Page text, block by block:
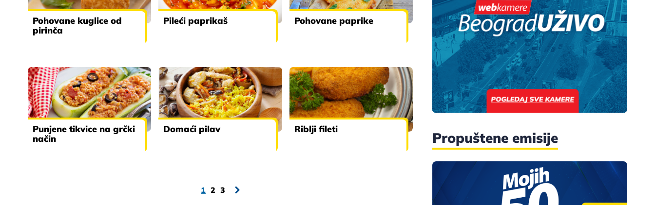
Pohovane kuglice od
pirinča
Pileći paprikaš Pohovane paprike
Punjene tikvice na grčki
način
Domaći pilav Riblji fileti
1 2 3
Propuštene emisije